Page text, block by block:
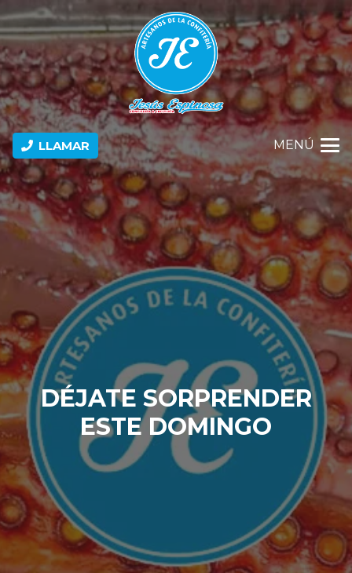
LLAMAR MENÚ
DÉJATE SORPRENDER
ESTE DOMINGO